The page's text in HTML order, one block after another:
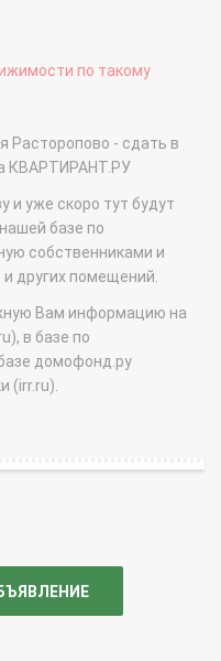
по такому
Расторопово - сдать в
КВАРТИРАНТ.РУ
и уже скоро тут будут
базе по
собственниками и
других помещений.
Вам информацию на
в базе по
домофонд.ру
(irr.ru).